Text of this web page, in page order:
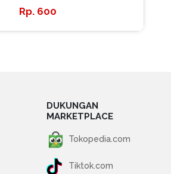
600
DUKUNGAN
MARKETPLACE
Tokopedia.com
Tiktok.com